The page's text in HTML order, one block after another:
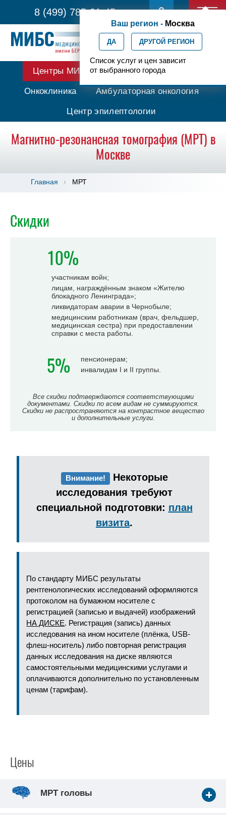
8 (499) 785-91-45
Ваш регион - Москва
ДА ДРУГОЙ РЕГИОН
Список услуг и цен зависит
от выбранного города
Центры МИБС Протонная терапия
Онкоклиника Амбулаторная онкология
Центр эпилептологии
Магнитно-резонансная томография (МРТ) в
Москве
Главная МРТ
Скидки
10%
участникам войн;
лицам, награждённым знаком «Жителю
блокадного Ленинграда»;
ликвидаторам аварии в Чернобыле;
медицинским работникам (врач, фельдшер,
медицинская сестра) при предоставлении
справки с места работы.
5%
пенсионерам;
инвалидам I и II группы.
Все скидки подтверждаются соответствующими
документами. Скидки по всем видам не суммируются.
Скидки не распространяются на контрастное вещество
и дополнительные услуги.
Внимание! Некоторые
исследования требуют
специальной подготовки: план
визита.
По стандарту МИБС результаты
рентгенологических исследований оформляются
протоколом на бумажном носителе с
регистрацией (записью и выдачей) изображений
НА ДИСКЕ. Регистрация (запись) данных
исследования на ином носителе (плёнка, USB-
флеш-носитель) либо повторная регистрация
данных исследования на диске являются
самостоятельными медицинскими услугами и
оплачиваются дополнительно по установленным
ценам (тарифам).
Цены
МРТ головы